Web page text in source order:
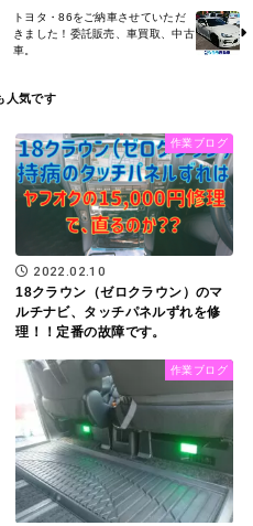
トヨタ・86をご納車させていただ
きました！委託販売、車買取、中古
車。
作業ブログ
2022.02.10
18クラウン（ゼロクラウン）のマ
ルチナビ、タッチパネルずれを修
理！！定番の故障です。
作業ブログ